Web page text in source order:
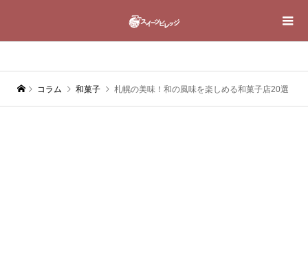
コラム 和菓子 札幌の美味！和の風味を楽しめる和菓子店20選